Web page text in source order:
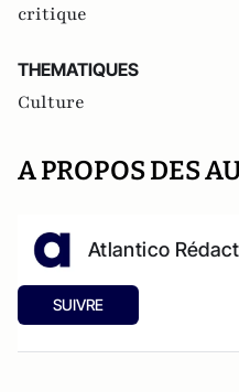
critique
THEMATIQUES
Culture
A PROPOS DES
Atlantico
SUIVRE